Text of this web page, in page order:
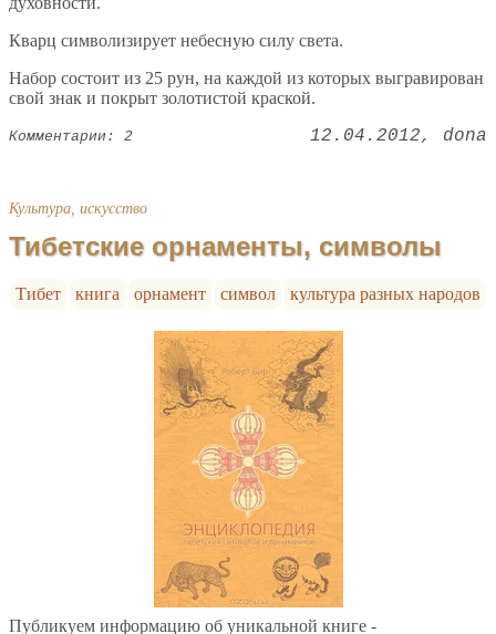
Кварц символизирует небесную силу света.
Набор состоит из 25 рун, на каждой из которых выгравирован
свой знак и покрыт золотистой краской.
Комментарии: 2 12.04.2012 dona
Культура, искусство
Тибетские орнаменты, символы
Тибет книга орнамент символ культура разных народов
Публикуем информацию об уникальной книге -